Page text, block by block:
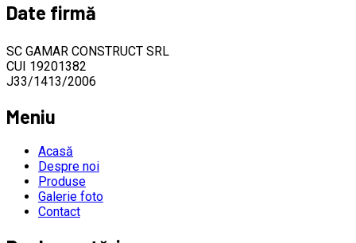
Date firmă
SC GAMAR CONSTRUCT SRL
CUI 19201382
J33/1413/2006
Meniu
Acasă
Despre noi
Produse
Galerie foto
Contact